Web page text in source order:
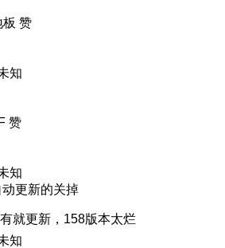
板 赞
知
赞
知
更新的关掉
有就更新，158版本太烂
知